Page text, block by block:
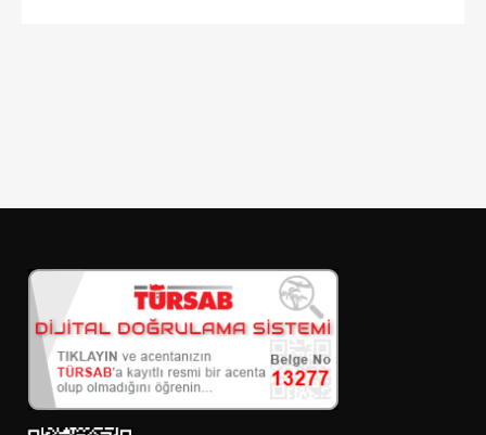
Kişi Sayısı